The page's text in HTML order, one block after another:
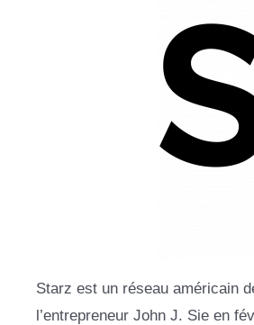
Starz est un réseau américain
l’entrepreneur John J. Sie en